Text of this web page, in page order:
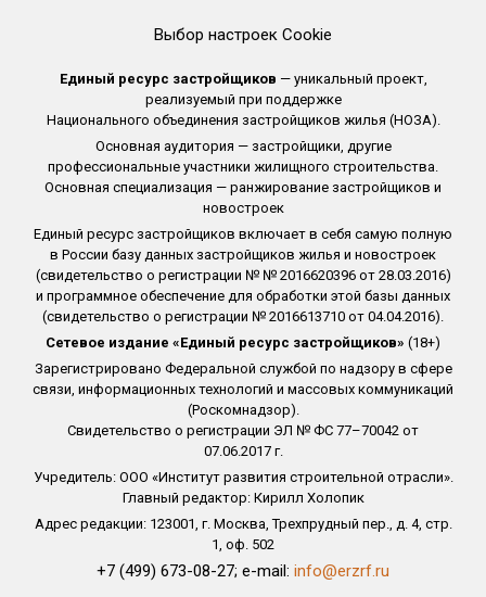
Выбор настроек Cookie
Единый ресурс застройщиков — уникальный проект,
реализуемый при поддержке
Национального объединения застройщиков жилья (НОЗА).
Основная аудитория — застройщики, другие
профессиональные участники жилищного строительства.
Основная специализация — ранжирование застройщиков и
новостроек
Единый ресурс застройщиков включает в себя самую полную
в России базу данных застройщиков жилья и новостроек
(свидетельство о регистрации № № 2016620396 от 28.03.2016)
и программное обеспечение для обработки этой базы данных
(свидетельство о регистрации № 2016613710 от 04.04.2016).
Сетевое издание «Единый ресурс застройщиков» (18+)
Зарегистрировано Федеральной службой по надзору в сфере
связи, информационных технологий и массовых коммуникаций
(Роскомнадзор).
Свидетельство о регистрации ЭЛ № ФС 77–70042 от
07.06.2017 г.
Учредитель: ООО «Институт развития строительной отрасли».
Главный редактор: Кирилл Холопик
Адрес редакции: 123001, г. Москва, Трехпрудный пер., д. 4, стр.
1, оф. 502
+7 (499) 673-08-27; e-mail: info@erzrf.ru